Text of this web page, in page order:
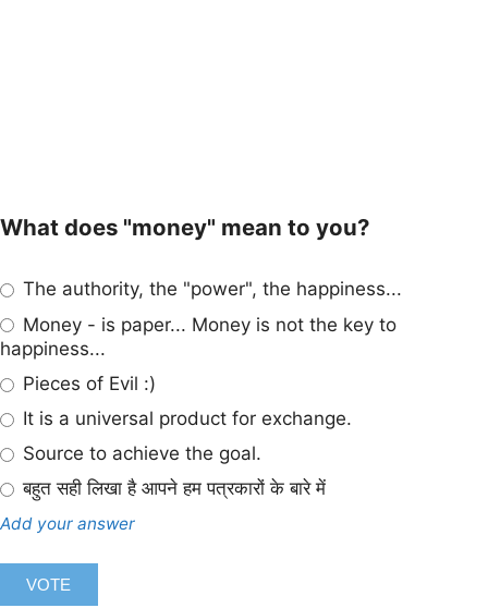
What does "money" mean to you?
The authority, the "power", the happiness...
Money - is paper... Money is not the key to
happiness...
Pieces of Evil :)
It is a universal product for exchange.
Source to achieve the goal.
बहुत सही लिखा है आपने हम पत्रकारों के बारे में
Add your answer